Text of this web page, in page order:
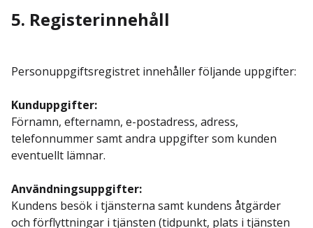
5. Registerinnehåll
Personuppgiftsregistret innehåller följande uppgifter:
Kunduppgifter:
Förnamn, efternamn, e-postadress, adress,
telefonnummer samt andra uppgifter som kunden
eventuellt lämnar.
Användningsuppgifter:
Kundens besök i tjänsterna samt kundens åtgärder
och förflyttningar i tjänsten (tidpunkt, plats i tjänsten